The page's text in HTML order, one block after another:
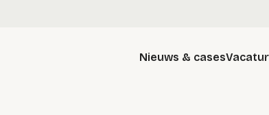
Nieuws & cases